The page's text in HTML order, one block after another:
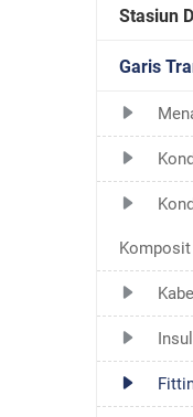
Stasiun
Garis
Komposit